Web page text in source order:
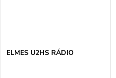
ELMES U2HS RÁDIO